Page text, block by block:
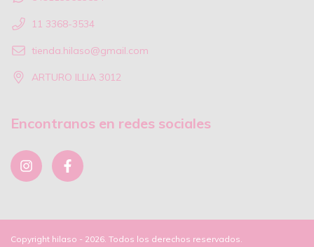
11 3368-3534
tienda.hilaso@gmail.com
ARTURO ILLIA 3012
Encontranos en redes sociales
Copyright hilaso - 2026. Todos los derechos reservados.